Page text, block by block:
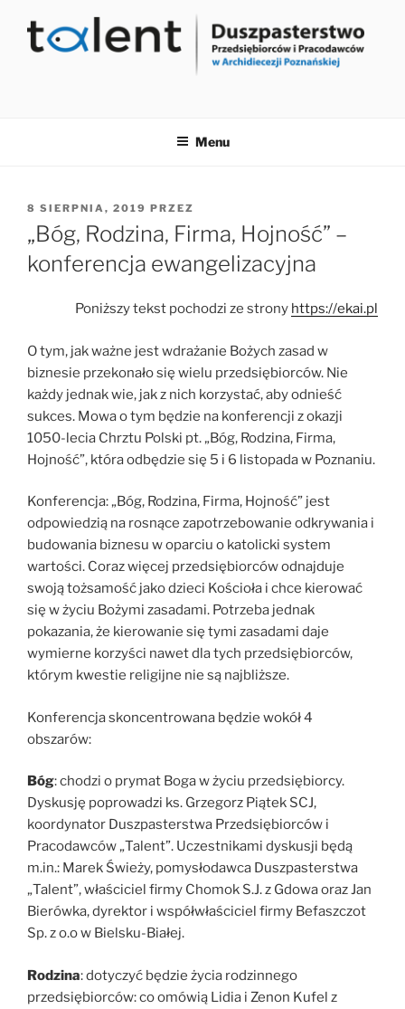
treści
Menu
OPUBLIKOWANE
W
8 SIERPNIA, 2019 PRZEZ
„Bóg, Rodzina, Firma, Hojność” –
konferencja ewangelizacyjna
Poniższy tekst pochodzi ze strony https://ekai.pl
O tym, jak ważne jest wdrażanie Bożych zasad w
biznesie przekonało się wielu przedsiębiorców. Nie
każdy jednak wie, jak z nich korzystać, aby odnieść
sukces. Mowa o tym będzie na konferencji z okazji
1050-lecia Chrztu Polski pt. „Bóg, Rodzina, Firma,
Hojność”, która odbędzie się 5 i 6 listopada w Poznaniu.
Konferencja: „Bóg, Rodzina, Firma, Hojność” jest
odpowiedzią na rosnące zapotrzebowanie odkrywania i
budowania biznesu w oparciu o katolicki system
wartości. Coraz więcej przedsiębiorców odnajduje
swoją tożsamość jako dzieci Kościoła i chce kierować
się w życiu Bożymi zasadami. Potrzeba jednak
pokazania, że kierowanie się tymi zasadami daje
wymierne korzyści nawet dla tych przedsiębiorców,
którym kwestie religijne nie są najbliższe.
Konferencja skoncentrowana będzie wokół 4
obszarów:
Bóg: chodzi o prymat Boga w życiu przedsiębiorcy.
Dyskusję poprowadzi ks. Grzegorz Piątek SCJ,
koordynator Duszpasterstwa Przedsiębiorców i
Pracodawców „Talent”. Uczestnikami dyskusji będą
m.in.: Marek Świeży, pomysłodawca Duszpasterstwa
„Talent”, właściciel firmy Chomok S.J. z Gdowa oraz Jan
Bierówka, dyrektor i współwłaściciel firmy Befaszczot
Sp. z o.o w Bielsku-Białej.
Rodzina: dotyczyć będzie życia rodzinnego
przedsiębiorców: co omówią Lidia i Zenon Kufel z